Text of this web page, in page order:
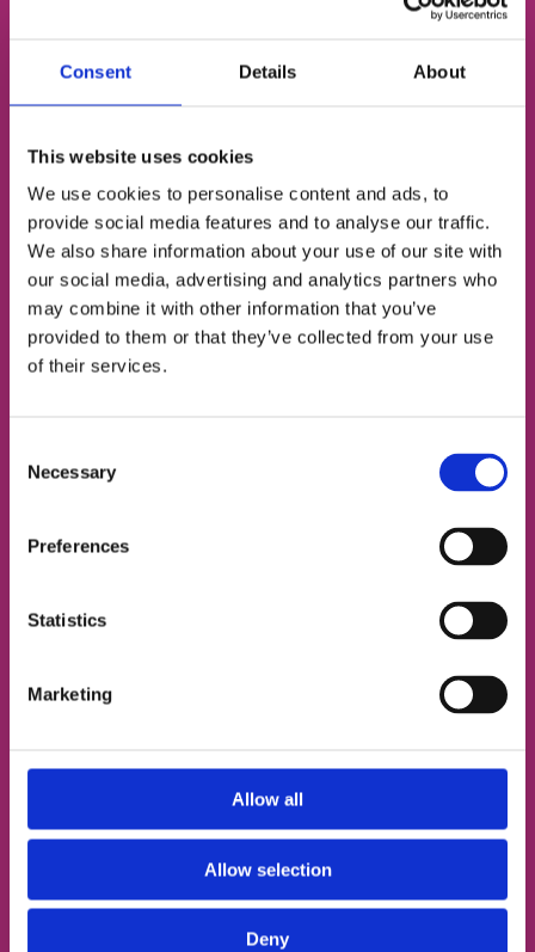
Consent Details About
This website uses cookies
We use cookies to personalise content and ads, to
provide social media features and to analyse our traffic.
We also share information about your use of our site with
our social media, advertising and analytics partners who
may combine it with other information that you’ve
provided to them or that they’ve collected from your use
of their services.
Selection
Necessary
Preferences
Statistics
Marketing
Allow all
Allow selection
Deny
Бесплатный пробный
урок английского
Определим твой уровень
Подберём подходящий тип занятий
Познакомим с твоим будущим френд-
тичером
ЭЛЕКТРОННАЯ ПОЧТА
Записаться на урок